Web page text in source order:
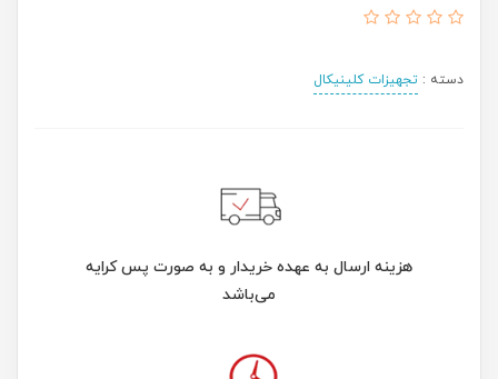
دسته : تجهیزات کلینیکال
هزینه ارسال به عهده خریدار و به صورت پس کرایه
می‌باشد